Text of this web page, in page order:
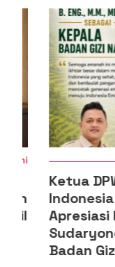
Ketua DPW
Indonesia
Apresiasi
Sudaryono
Badan Gizi